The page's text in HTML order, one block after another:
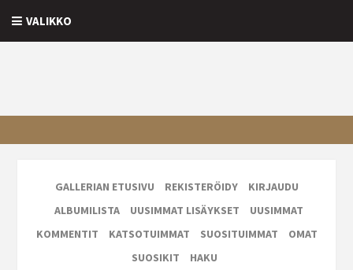
VALIKKO
GALLERIAN ETUSIVU REKISTERÖIDY
KIRJAUDU
ALBUMILISTA
UUSIMMAT LISÄYKSET
UUSIMMAT
KOMMENTIT
KATSOTUIMMAT SUOSITUIMMAT
OMAT
SUOSIKIT
HAKU